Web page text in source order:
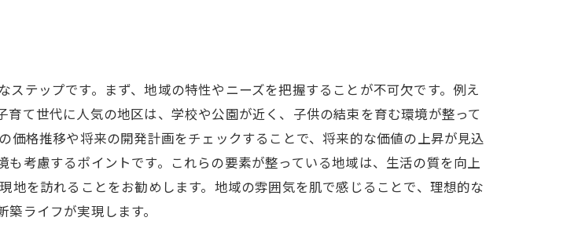
テップです。まず、地域の特性やニーズを把握することが不可欠です。例え
て世代に人気の地区は、学校や公園が近く、子供の結束を育む環境が整って
格推移や将来の開発計画をチェックすることで、将来的な価値の上昇が見込
考慮するポイントです。これらの要素が整っている地域は、生活の質を向上
を訪れることをお勧めします。地域の雰囲気を肌で感じることで、理想的な
ライフが実現します。